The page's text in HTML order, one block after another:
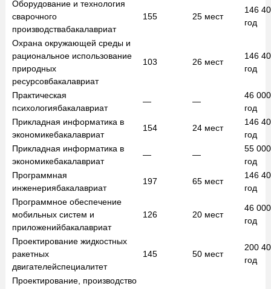
Оборудование и технология
сварочного
производствабакалавриат
155 25 мест
146
год
Охрана окружающей среды и
рациональное использование
природных
ресурсовбакалавриат
103 26 мест
146
год
Практическая
психологиябакалавриат
— —
46
год
Прикладная информатика в
экономикебакалавриат
154 24 мест
146
год
Прикладная информатика в
экономикебакалавриат
— —
55
год
Программная
инженериябакалавриат
197 65 мест
146
год
Программное обеспечение
мобильных систем и
приложенийбакалавриат
126 20 мест
46
год
Проектирование жидкостных
ракетных
двигателейспециалитет
145 50 мест
200
год
Проектирование, производство